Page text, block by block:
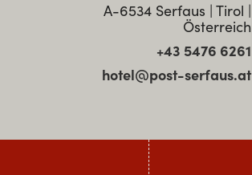
A-6534 Serfaus | Tirol |
Österreich
+43 5476 6261
hotel@post-serfaus.at